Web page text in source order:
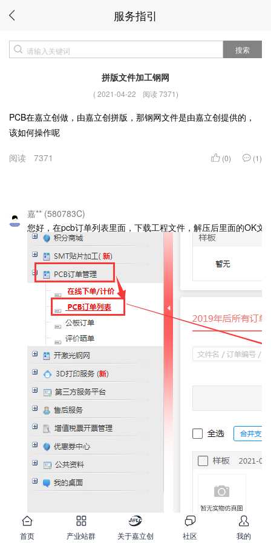
服务指引
搜索
拼版文件加工钢网
(2021-04-22 阅读 7371)
PCB在嘉立创做，由嘉立创拼版，那钢网文件是由嘉立创提供的，
该如何操作呢
阅读 7371 (0) (1)
嘉** (580783C)
您好，在pcb订单列表里面，下载工程文件，解压后里面的OK文
首页 产业站群 关于嘉立创 社区 我的